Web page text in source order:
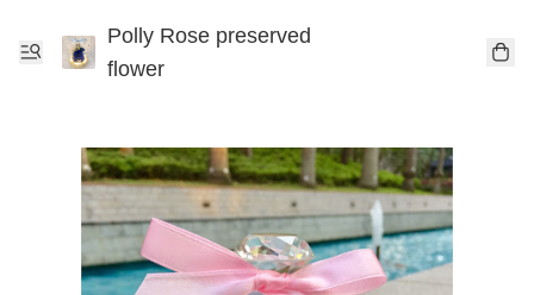
Polly Rose preserved
flower